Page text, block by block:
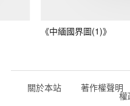
《中緬國界圖(1)》
關於本站 著作權聲明
權